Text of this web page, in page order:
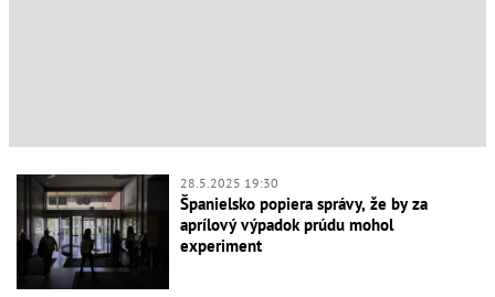
28.5.2025 19:30
Španielsko popiera správy, že by za
aprílový výpadok prúdu mohol
experiment